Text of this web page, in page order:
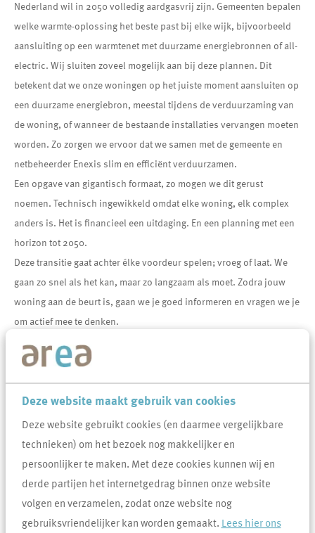
Deze website maakt gebruik van cookies
Deze website gebruikt cookies (en daarmee vergelijkbare
technieken) om het bezoek nog makkelijker en
persoonlijker te maken. Met deze cookies kunnen wij en
derde partijen het internetgedrag binnen onze website
volgen en verzamelen, zodat onze website nog
gebruiksvriendelijker kan worden gemaakt. Lees hier ons
Nederland wil in 2050 volledig aardgasvrij zijn. Gemeenten bepalen
welke warmte-oplossing het beste past bij elke wijk, bijvoorbeeld
aansluiting op een warmtenet met duurzame energiebronnen of all-
electric. Wij sluiten zoveel mogelijk aan bij deze plannen. Dit
betekent dat we onze woningen op het juiste moment aansluiten op
een duurzame energiebron, meestal tijdens de verduurzaming van
de woning, of wanneer de bestaande installaties vervangen moeten
worden. Zo zorgen we ervoor dat we samen met de gemeente en
netbeheerder Enexis slim en efficiënt verduurzamen.
Een opgave van gigantisch formaat, zo mogen we dit gerust
noemen. Technisch ingewikkeld omdat elke woning, elk complex
anders is. Het is financieel een uitdaging. En een planning met een
horizon tot 2050.
Deze transitie gaat achter élke voordeur spelen; vroeg of laat. We
gaan zo snel als het kan, maar zo langzaam als moet. Zodra jouw
woning aan de beurt is, gaan we je goed informeren en vragen we je
om actief mee te denken.
Veel gevraagd over Netbewust verwarmen
Ik wil graag zonwerende raamfolie aanbrengen aan
de buitenzijde van mijn woning, mag dat?
Het is warm in mijn woning, wat kan ik doen?
Hoe vraag je een laadpaal aan voor het opladen van
een elektrische auto ?